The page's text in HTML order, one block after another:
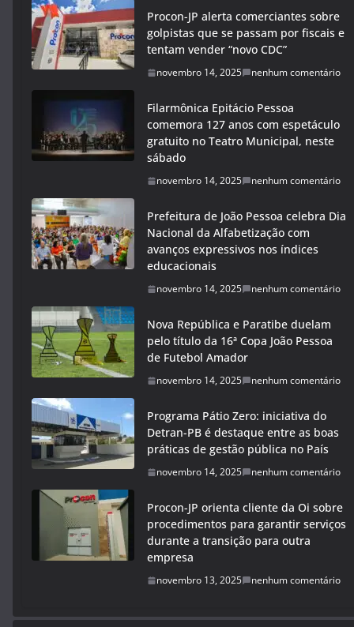
Procon-JP alerta comerciantes sobre
golpistas que se passam por fiscais e
tentam vender “novo CDC”
novembro 14, 2025 nenhum comentário
Filarmônica Epitácio Pessoa
comemora 127 anos com espetáculo
gratuito no Teatro Municipal, neste
sábado
novembro 14, 2025 nenhum comentário
Prefeitura de João Pessoa celebra Dia
Nacional da Alfabetização com
avanços expressivos nos índices
educacionais
novembro 14, 2025 nenhum comentário
Nova República e Paratibe duelam
pelo título da 16ª Copa João Pessoa
de Futebol Amador
novembro 14, 2025 nenhum comentário
Programa Pátio Zero: iniciativa do
Detran-PB é destaque entre as boas
práticas de gestão pública no País
novembro 14, 2025 nenhum comentário
Procon-JP orienta cliente da Oi sobre
procedimentos para garantir serviços
durante a transição para outra
empresa
novembro 13, 2025 nenhum comentário